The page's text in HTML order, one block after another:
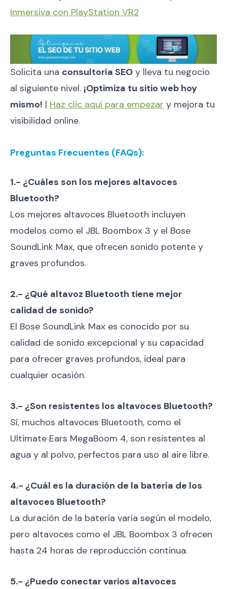
Inmersiva con PlayStation VR2
Solicita una consultoría SEO y lleva tu negocio
al siguiente nivel. ¡Optimiza tu sitio web hoy
mismo! | Haz clic aquí para empezar y mejora tu
visibilidad online.
Preguntas Frecuentes (FAQs):
1.- ¿Cuáles son los mejores altavoces
Bluetooth?
Los mejores altavoces Bluetooth incluyen
modelos como el JBL Boombox 3 y el Bose
SoundLink Max, que ofrecen sonido potente y
graves profundos.
2.- ¿Qué altavoz Bluetooth tiene mejor
calidad de sonido?
El Bose SoundLink Max es conocido por su
calidad de sonido excepcional y su capacidad
para ofrecer graves profundos, ideal para
cualquier ocasión.
3.- ¿Son resistentes los altavoces Bluetooth?
Sí, muchos altavoces Bluetooth, como el
Ultimate Ears MegaBoom 4, son resistentes al
agua y al polvo, perfectos para uso al aire libre.
4.- ¿Cuál es la duración de la batería de los
altavoces Bluetooth?
La duración de la batería varía según el modelo,
pero altavoces como el JBL Boombox 3 ofrecen
hasta 24 horas de reproducción continua.
5.- ¿Puedo conectar varios altavoces